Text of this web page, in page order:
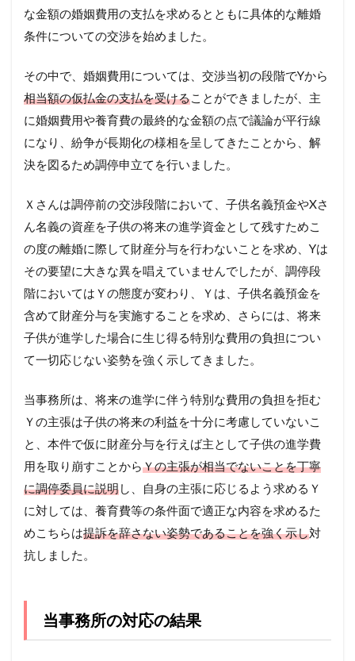
な金額の婚姻費用の支払を求めるとともに具体的な離婚
条件についての交渉を始めました。
その中で、婚姻費用については、交渉当初の段階でYから
相当額の仮払金の支払を受けることができましたが、主
に婚姻費用や養育費の最終的な金額の点で議論が平行線
になり、紛争が長期化の様相を呈してきたことから、解
決を図るため調停申立てを行いました。
Ｘさんは調停前の交渉段階において、子供名義預金やXさ
ん名義の資産を子供の将来の進学資金として残すためこ
の度の離婚に際して財産分与を行わないことを求め、Yは
その要望に大きな異を唱えていませんでしたが、調停段
階においてはＹの態度が変わり、Ｙは、子供名義預金を
含めて財産分与を実施することを求め、さらには、将来
子供が進学した場合に生じ得る特別な費用の負担につい
て一切応じない姿勢を強く示してきました。
当事務所は、将来の進学に伴う特別な費用の負担を拒む
Ｙの主張は子供の将来の利益を十分に考慮していないこ
と、本件で仮に財産分与を行えば主として子供の進学費
用を取り崩すことからＹの主張が相当でないことを丁寧
に調停委員に説明し、自身の主張に応じるよう求めるＹ
に対しては、養育費等の条件面で適正な内容を求めるた
めこちらは提訴を辞さない姿勢であることを強く示し対
抗しました。
当事務所の対応の結果